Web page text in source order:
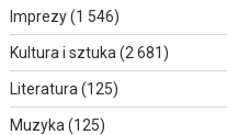
Imprezy(1 546)
Kultura i sztuka (2 681)
Literatura (125)
Muzyka (125)